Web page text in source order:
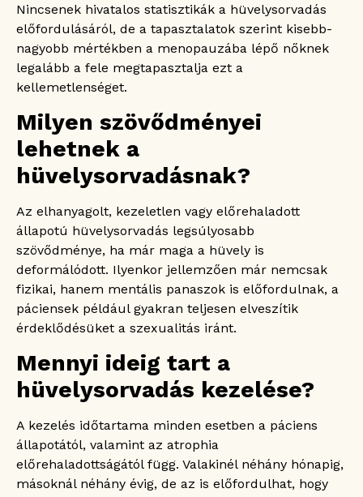
Nincsenek hivatalos statisztikák a hüvelysorvadás
előfordulásáról, de a tapasztalatok szerint kisebb-
nagyobb mértékben a menopauzába lépő nőknek
legalább a fele megtapasztalja ezt a
kellemetlenséget.
Milyen szövődményei
lehetnek a
hüvelysorvadásnak?
Az elhanyagolt, kezeletlen vagy előrehaladott
állapotú hüvelysorvadás legsúlyosabb
szövődménye, ha már maga a hüvely is
deformálódott. Ilyenkor jellemzően már nemcsak
fizikai, hanem mentális panaszok is előfordulnak, a
páciensek például gyakran teljesen elveszítik
érdeklődésüket a szexualitás iránt.
Mennyi ideig tart a
hüvelysorvadás kezelése?
A kezelés időtartama minden esetben a páciens
állapotától, valamint az atrophia
előrehaladottságától függ. Valakinél néhány hónapig,
másoknál néhány évig, de az is előfordulhat, hogy